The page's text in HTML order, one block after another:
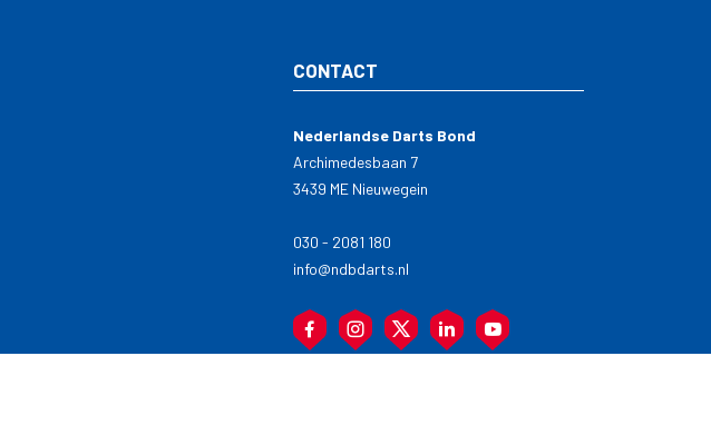
CONTACT
Nederlandse Darts Bond
Archimedesbaan 7
3439 ME Nieuwegein
030 - 2081 180
info@ndbdarts.nl